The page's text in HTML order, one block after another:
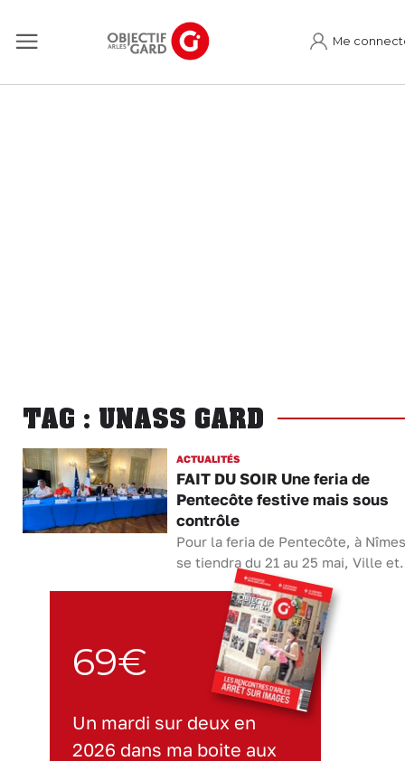
Me
TAG : UNASS GARD
ACTUALITÉS
FAIT DU SOIR Une feria de
Pentecôte festive mais sous
contrôle
Pour la feria de Pentecôte, à
se tiendra du 21 au 25 mai, Ville
69€
Un mardi sur deux en
2026 dans ma boite aux